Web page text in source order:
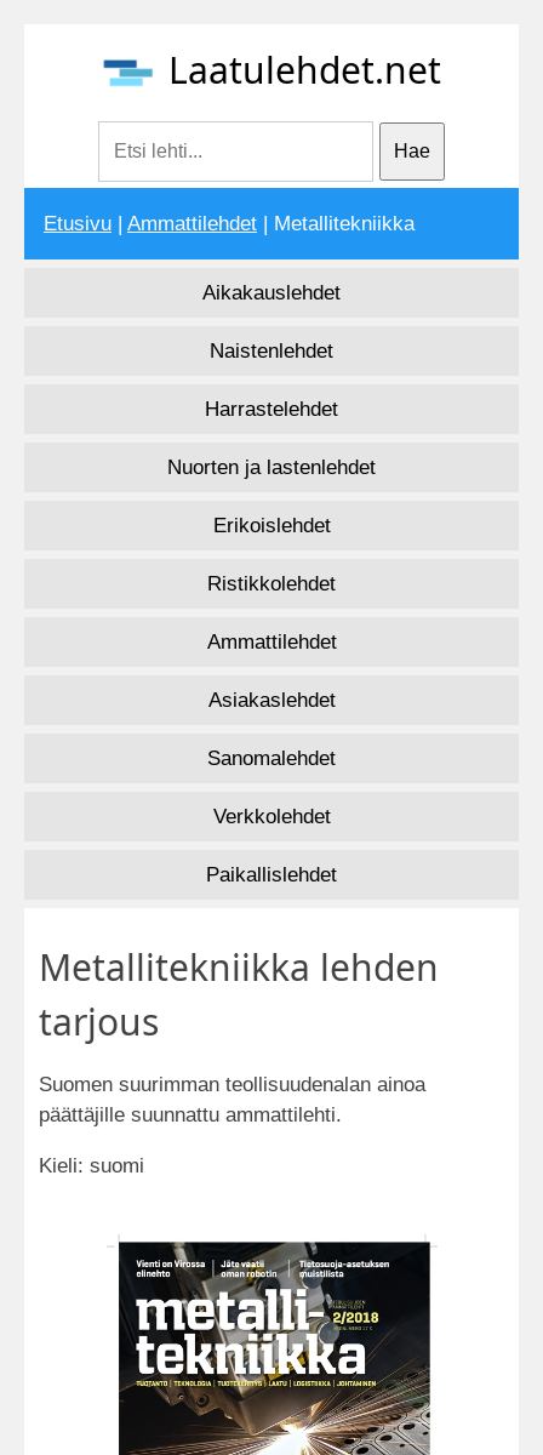
Laatulehdet.net
Etusivu Ammattilehdet | Metallitekniikka
Aikakauslehdet
Naistenlehdet
Harrastelehdet
Nuorten ja lastenlehdet
Erikoislehdet
Ristikkolehdet
Ammattilehdet
Asiakaslehdet
Sanomalehdet
Verkkolehdet
Paikallislehdet
Metallitekniikka lehden
tarjous
Suomen suurimman teollisuudenalan ainoa
päättäjille suunnattu ammattilehti.
Kieli: suomi